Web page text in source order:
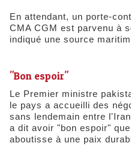
En attendant, un porte-
CMA CGM est parvenu à
indiqué une source
"Bon espoir"
Le Premier ministre pakistanais, Shehbaz Sharif, dont
le pays a accueilli des
sans lendemain entre
a dit avoir "bon espoir"
aboutisse à une paix